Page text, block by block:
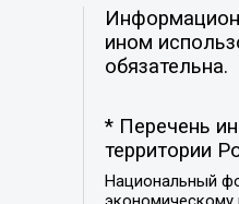
ином
обязательна.
* Перечень
территории
Национальный